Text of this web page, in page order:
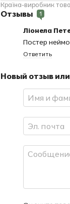
Країна-виробник
Отзывы 1
Ліонела
Постер
Ответить
Новый отзыв